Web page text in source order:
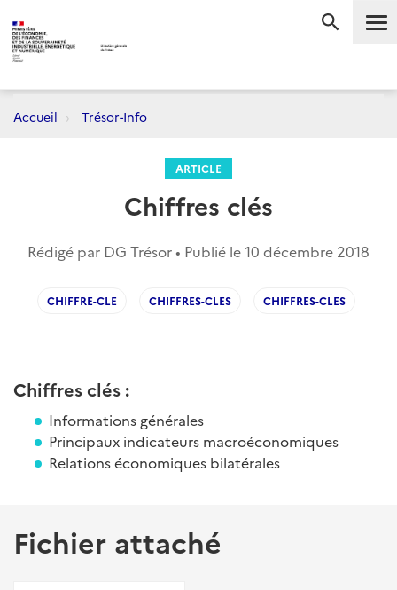
Accueil Trésor-Info
ARTICLE
Chiffres clés
Rédigé par DG Trésor • Publié le10 décembre 2018
CHIFFRE-CLE CHIFFRES-CLES CHIFFRES-CLES
Chiffres clés :
Informations générales
Principaux indicateurs macroéconomiques
Relations économiques bilatérales
Fichier attaché